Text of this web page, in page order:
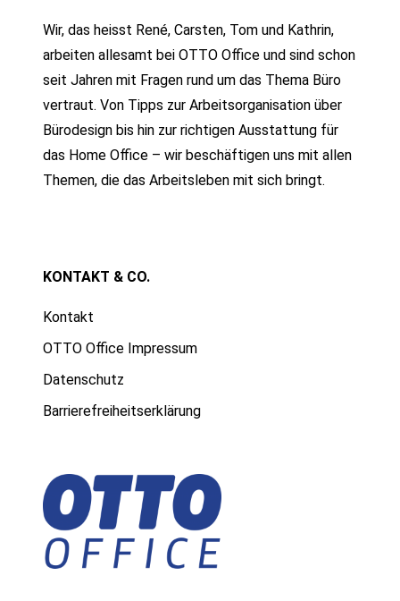
Wir, das heisst René, Carsten, Tom und Kathrin,
arbeiten allesamt bei OTTO Office und sind schon
seit Jahren mit Fragen rund um das Thema Büro
vertraut. Von Tipps zur Arbeitsorganisation über
Bürodesign bis hin zur richtigen Ausstattung für
das Home Office – wir beschäftigen uns mit allen
Themen, die das Arbeitsleben mit sich bringt.
KONTAKT & CO.
Kontakt
OTTO Office Impressum
Datenschutz
Barrierefreiheitserklärung